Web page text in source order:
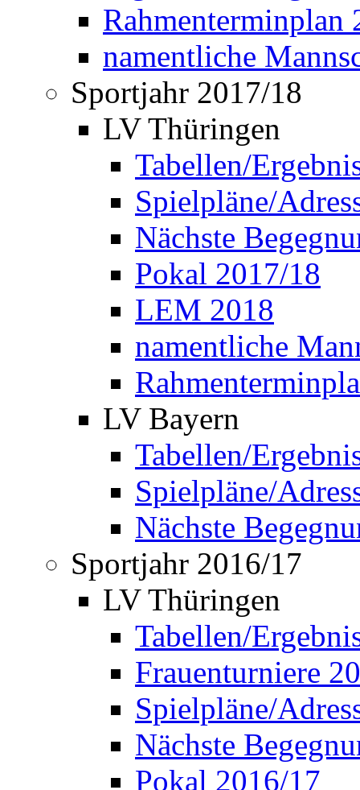
Rahmenterminplan
namentliche
Sportjahr 2017/18
LV Thüringen
Tabellen/
Spielpläne/
Nächste
Pokal 2017/18
LEM 2018
namentliche
LV Bayern
Tabellen/
Spielpläne/
Nächste
Sportjahr 2016/17
LV Thüringen
Tabellen/
Frauenturniere
Spielpläne/
Nächste
Pokal 2016/17